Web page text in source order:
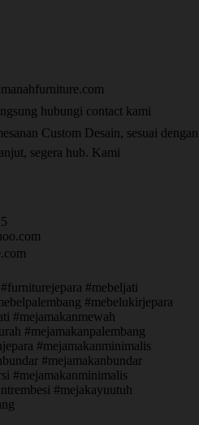
hubungi contact kami
Custom Desain, sesuai dengan
segera hub. Kami
#mebeljati
#mebelukirjepara
#mejamakanmewah
#mejamakanpalembang
#mejamakanminimalis
#mejamakanbundar
#mejamakanminimalis
#mejakayuutuh